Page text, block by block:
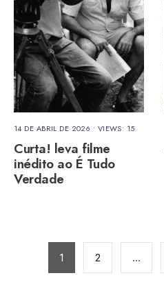
14 DE ABRIL DE 2026 • VIEWS: 15
Curta! leva filme
inédito ao É Tudo
Verdade
Paginação
1 2 …